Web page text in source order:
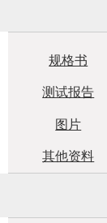
规格书
测试报告
图片
其他资料